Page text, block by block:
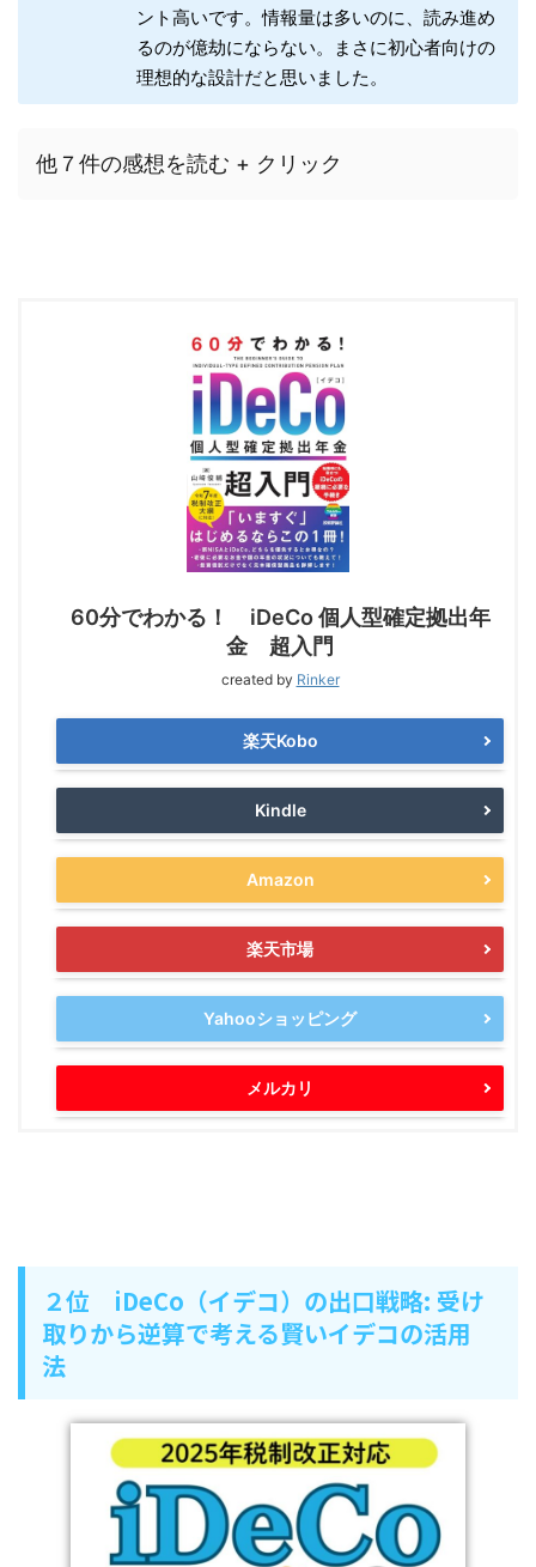
ント高いです。情報量は多いのに、読み進め
るのが億劫にならない。まさに初心者向けの
理想的な設計だと思いました。
他７件の感想を読む + クリック
60分でわかる！ iDeCo 個人型確定拠出年
金 超入門
created by Rinker
楽天Kobo
Kindle
Amazon
楽天市場
Yahooショッピング
メルカリ
２位 iDeCo（イデコ）の出口戦略: 受け
取りから逆算で考える賢いイデコの活用
法